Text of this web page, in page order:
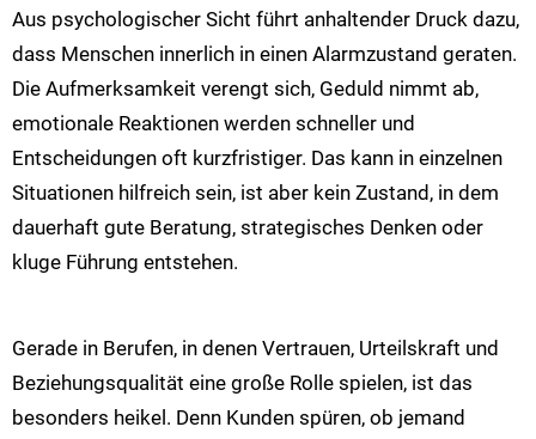
Aus psychologischer Sicht führt anhaltender Druck dazu,
dass Menschen innerlich in einen Alarmzustand geraten.
Die Aufmerksamkeit verengt sich, Geduld nimmt ab,
emotionale Reaktionen werden schneller und
Entscheidungen oft kurzfristiger. Das kann in einzelnen
Situationen hilfreich sein, ist aber kein Zustand, in dem
dauerhaft gute Beratung, strategisches Denken oder
kluge Führung entstehen.
Gerade in Berufen, in denen Vertrauen, Urteilskraft und
Beziehungsqualität eine große Rolle spielen, ist das
besonders heikel. Denn Kunden spüren, ob jemand